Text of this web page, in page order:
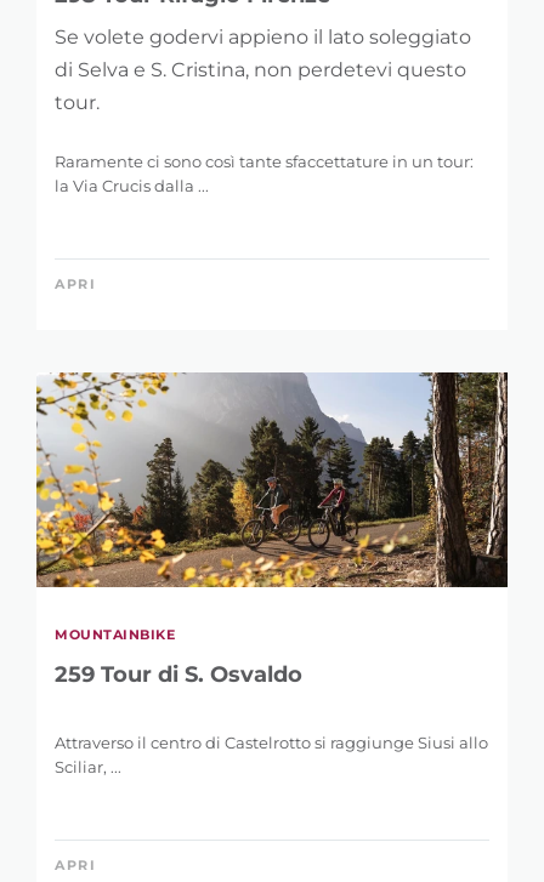
PAROLA CHIAVE
0 km
48 km
DISLIVELLO
1 m
4.775 m
Se volete godervi appieno il lato soleggiato
di Selva e S. Cristina, non perdetevi questo
tour.
Raramente ci sono così tante sfaccettature in un tour:
la Via Crucis dalla ...
APRI
MOUNTAINBIKE
259 Tour di S. Osvaldo
Attraverso il centro di Castelrotto si raggiunge Siusi allo
Sciliar, ...
APRI